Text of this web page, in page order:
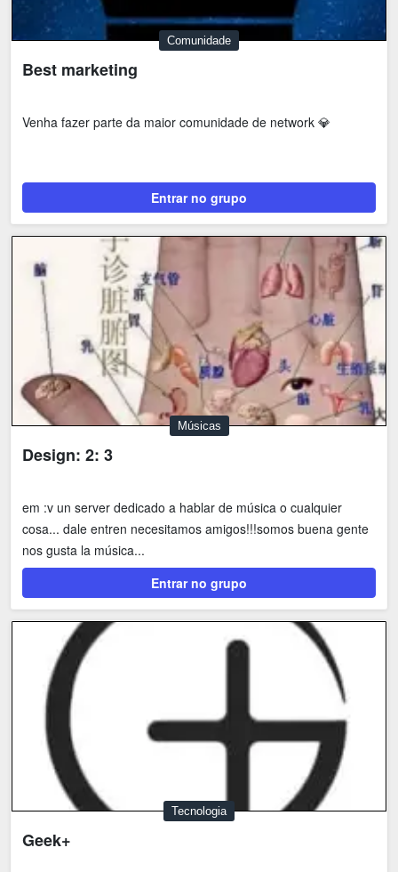
Comunidade
Best marketing
Venha fazer parte da maior comunidade de network 💎
Entrar no grupo
Músicas
Design: 2: 3
em :v un server dedicado a hablar de música o cualquier
cosa... dale entren necesitamos amigos!!!somos buena gente
nos gusta la música...
Entrar no grupo
Tecnologia
Geek+